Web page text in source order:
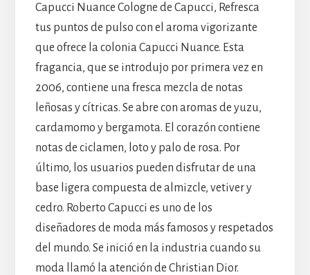
Capucci Nuance Cologne de Capucci, Refresca
tus puntos de pulso con el aroma vigorizante
que ofrece la colonia Capucci Nuance. Esta
fragancia, que se introdujo por primera vez en
2006, contiene una fresca mezcla de notas
leñosas y cítricas. Se abre con aromas de yuzu,
cardamomo y bergamota. El corazón contiene
notas de ciclamen, loto y palo de rosa. Por
último, los usuarios pueden disfrutar de una
base ligera compuesta de almizcle, vetiver y
cedro. Roberto Capucci es uno de los
diseñadores de moda más famosos y respetados
del mundo. Se inició en la industria cuando su
moda llamó la atención de Christian Dior.